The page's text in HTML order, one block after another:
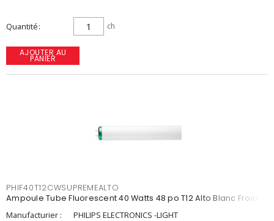
Quantité ch
AJOUTER AU
PANIER
PHIF40T12CWSUPREMEALTO
Ampoule Tube Fluorescent 40 Watts 48 po T12 Alto Blanc Froid
Manufacturier :
PHILIPS ELECTRONICS -LIGHT